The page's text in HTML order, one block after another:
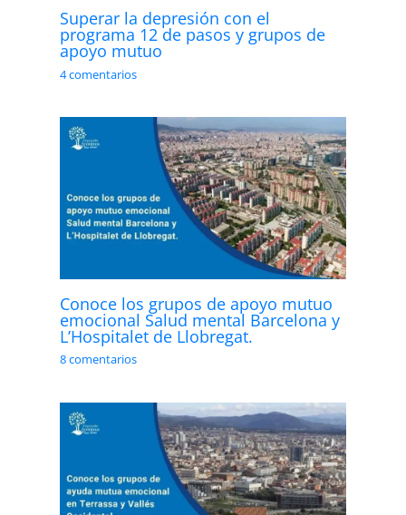
Superar la depresión con el
programa 12 de pasos y grupos de
apoyo mutuo
4 comentarios
Conoce los grupos de apoyo mutuo
emocional Salud mental Barcelona y
L’Hospitalet de Llobregat.
8 comentarios